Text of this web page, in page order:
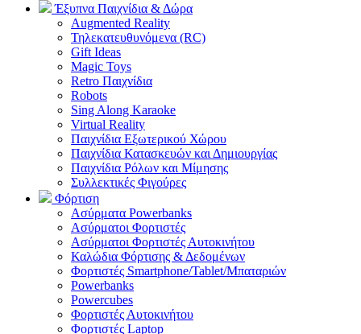
Έξυπνα Παιχνίδια & Δώρα
Augmented Reality
Τηλεκατευθυνόμενα (RC)
Gift Ideas
Magic Toys
Retro Παιχνίδια
Robots
Sing Along Karaoke
Virtual Reality
Παιχνίδια Εξωτερικού Χώρου
Παιχνίδια Κατασκευών και Δημιουργίας
Παιχνίδια Ρόλων και Μίμησης
Συλλεκτικές Φιγούρες
Φόρτιση
Ασύρματα Powerbanks
Aσύρματοι Φορτιστές
Ασύρματοι Φορτιστές Αυτοκινήτου
Καλώδια Φόρτισης & Δεδομένων
Φορτιστές Smartphone/Tablet/Μπαταριών
Powerbanks
Powercubes
Φορτιστές Αυτοκινήτου
Φορτιστές Laptop